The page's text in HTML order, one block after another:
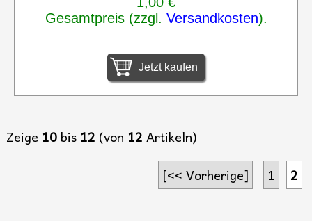
Gesamtpreis (zzgl. Versandkosten).
Jetzt kaufen
Zeige 10 bis 12 (von 12 Artikeln)
[<< Vorherige]
1 2